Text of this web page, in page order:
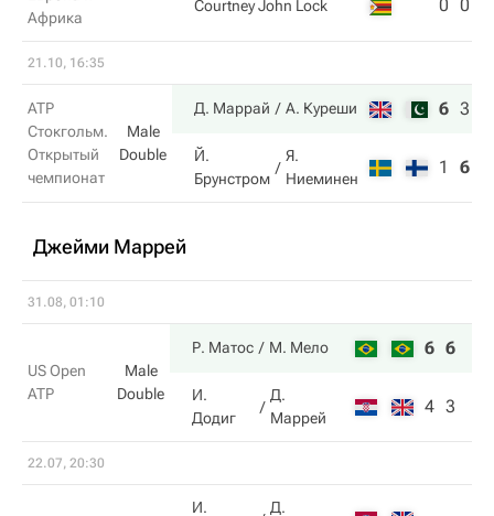
Африка
Courtney John Lock 0 0
21.10, 16:35
ATP
Стокгольм.
Открытый
чемпионат
Male
Double
Д. Маррай А. Куреши 6 3
Й.
Брунстром
Я.
Ниеминен
1 6
Джейми Маррей
31.08, 01:10
US Open
ATP
Male
Double
Р. Матос М. Мело 6 6
И.
Додиг
Д.
Маррей
4 3
22.07, 20:30
И.
Д.